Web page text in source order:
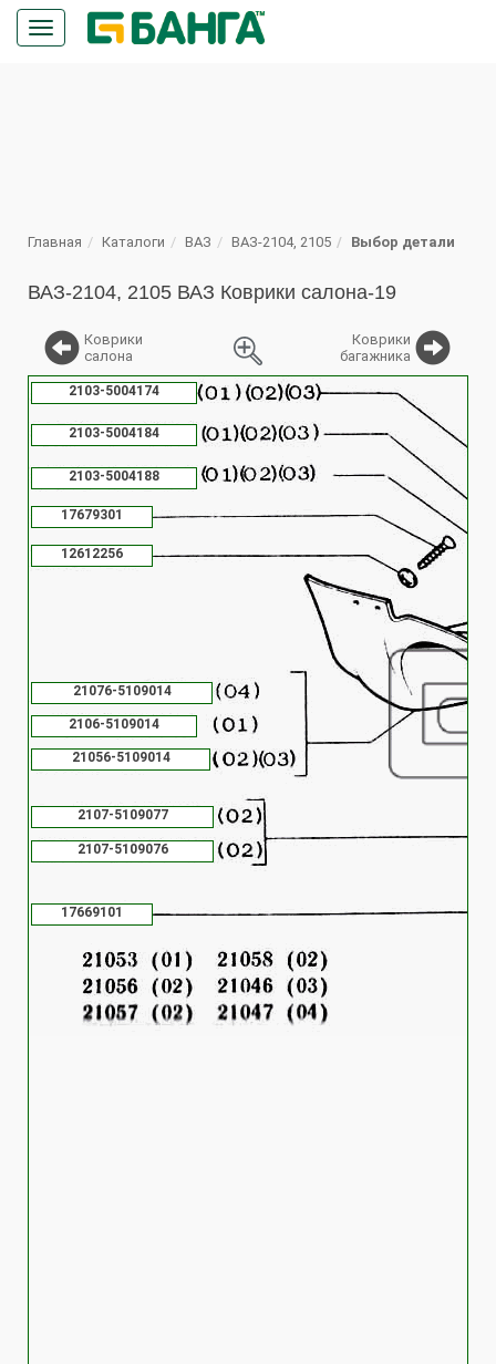
Кнопка
меню
Главная Каталоги ВАЗ ВАЗ-2104, 2105 Выбор детали
ВАЗ-2104, 2105 ВАЗ Коврики салона-19
Коврики
салона
%
Коврики
багажника
12612256
17669101
17679301
2103-5004174
2103-5004184
2103-5004188
21056-5109014
2106-5109014
2107-5109076
2107-5109077
21076-5109014